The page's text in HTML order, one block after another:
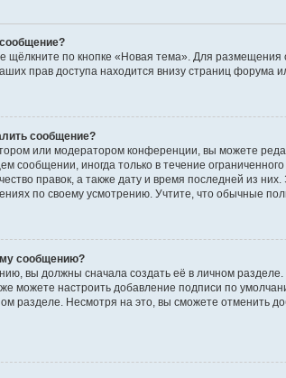
щёлкните по кнопке «Новая тема». Для
прав доступа находится внизу страниц
сообщение?
или модератором конференции, вы можете
сообщении, иногда только в течение
правок, а также дату и время последней из
по своему усмотрению. Учтите, что обычные
сообщению?
вы должны сначала создать её в личном
можете настроить добавление подписи по
разделе. Несмотря на это, вы сможете отменить